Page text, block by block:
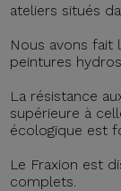
ateliers situés
Nous avons fait
peintures
La résistance
supérieure à
écologique est
Le Fraxion est
complets.